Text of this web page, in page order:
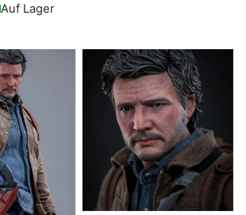
Auf Lager